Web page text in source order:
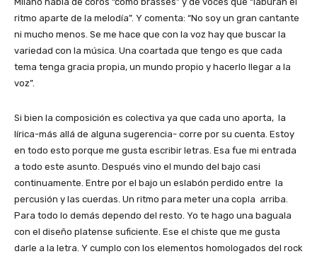
ritmo aparte de la melodía”. Y comenta: “No soy un gran cantante
ni mucho menos. Se me hace que con la voz hay que buscar la
variedad con la música. Una coartada que tengo es que cada
tema tenga gracia propia, un mundo propio y hacerlo llegar a la
voz”.
Si bien la composición es colectiva ya que cada uno aporta, la
lírica-más allá de alguna sugerencia- corre por su cuenta. Estoy
en todo esto porque me gusta escribir letras. Esa fue mi entrada
a todo este asunto. Después vino el mundo del bajo casi
continuamente. Entre por el bajo un eslabón perdido entre la
percusión y las cuerdas. Un ritmo para meter una copla arriba.
Para todo lo demás dependo del resto. Yo te hago una baguala
con el diseño platense suficiente. Ese el chiste que me gusta
darle a la letra. Y cumplo con los elementos homologados del rock